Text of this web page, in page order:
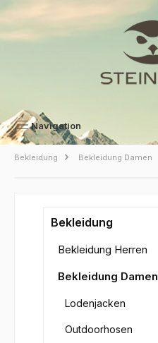
Zum Hauptinhalt springen
Navigation
Bekleidung Bekleidung Damen
Bekleidung
Bekleidung Herren
Bekleidung Damen
Lodenjacken
Outdoorhosen